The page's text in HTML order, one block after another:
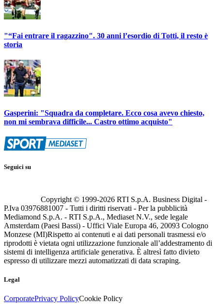
"“Fai entrare il ragazzino". 30 anni l’esordio di Totti, il resto è
storia
Gasperini: "Squadra da completare. Ecco cosa avevo chiesto,
non mi sembrava difficile... Castro ottimo acquisto"
Seguici su
Copyright © 1999-2026 RTI S.p.A. Business Digital -
P.Iva 03976881007 - Tutti i diritti riservati - Per la pubblicità
Mediamond S.p.A. - RTI S.p.A., Mediaset N.V., sede legale
Amsterdam (Paesi Bassi) - Uffici Viale Europa 46, 20093 Cologno
Monzese (MI)Rispetto ai contenuti e ai dati personali trasmessi e/o
riprodotti è vietata ogni utilizzazione funzionale all’addestramento di
sistemi di intelligenza artificiale generativa. È altresì fatto divieto
espresso di utilizzare mezzi automatizzati di data scraping.
Legal
CorporatePrivacy PolicyCookie Policy